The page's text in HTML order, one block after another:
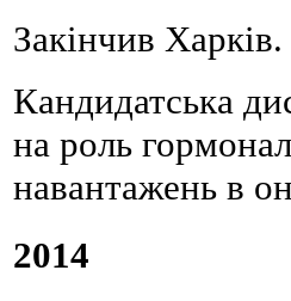
Закінчив
Кандидатська
на роль
навантажень в
2014